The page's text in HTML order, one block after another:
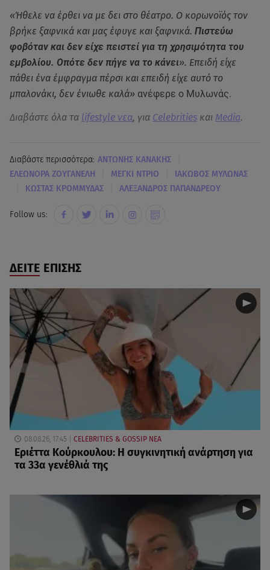
«Ήθελε να έρθει να με δει στο θέατρο. Ο κορωνοϊός τον
βρήκε ξαφνικά και μας έφυγε και ξαφνικά. Πιστεύω
φοβόταν και δεν είχε πειστεί για τη χρησιμότητα του
εμβολίου. Οπότε δεν πήγε να το κάνει». Επειδή είχε
πάθει ένα έμφραγμα πέρσι και επειδή είχε αυτό το
μπαλονάκι, δεν ένιωθε καλά» ανέφερε ο Μυλωνάς.
Διαβάστε όλα τα lifestyle νεα, για Celebrities και Media.
Διαβάστε περισσότερα: ΑΝΤΩΝΗΣ ΚΑΝΑΚΗΣ
ΕΛΕΩΝΟΡΑ ΖΟΥΓΑΝΕΛΗ ΜΕΓΚΙ ΝΤΡΙΟ ΙΑΚΩΒΟΣ ΜΥΛΩΝΑΣ
ΚΩΣΤΑΣ ΚΡΟΜΜΥΔΑΣ ΑΛΕΞΑΝΔΡΟΣ ΠΑΠΑΝΔΡΕΟΥ
Follow us:
ΔΕΙΤΕ ΕΠΙΣΗΣ
08.08.26, 17:45 CELEBRITIES & GOSSIP ΝΕΑ
Εριέττα Κούρκουλου: Η συγκινητική ανάρτηση για
τα 33α γενέθλιά της